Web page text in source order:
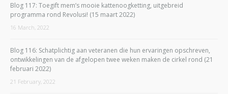
Blog 117: Toegift mem’s mooie kattenoogketting, uitgebreid
programma rond Revolusi! (15 maart 2022)
16 March, 2022
Blog 116: Schatplichtig aan veteranen die hun ervaringen opschreven,
ontwikkelingen van de afgelopen twee weken maken de cirkel rond (21
februari 2022)
21 February, 2022